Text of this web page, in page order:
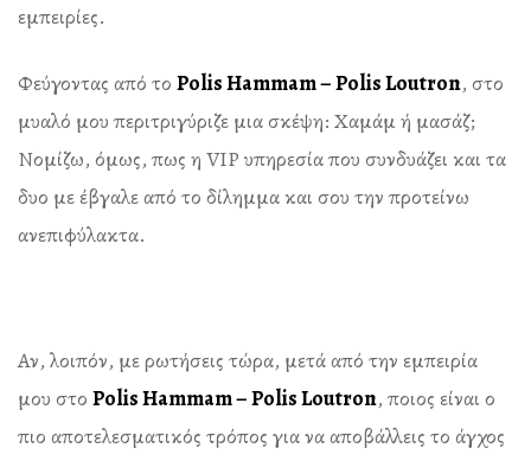
εμπειρίες.
Φεύγοντας από το Polis Hammam – Polis Loutron, στο
μυαλό μου περιτριγύριζε μια σκέψη: Χαμάμ ή μασάζ;
Νομίζω, όμως, πως η VIP υπηρεσία που συνδυάζει και τα
δυο με έβγαλε από το δίλημμα και σου την προτείνω
ανεπιφύλακτα.
Αν, λοιπόν, με ρωτήσεις τώρα, μετά από την εμπειρία
μου στο Polis Hammam – Polis Loutron, ποιος είναι ο
πιο αποτελεσματικός τρόπος για να αποβάλλεις το άγχος